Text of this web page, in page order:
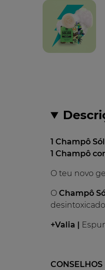
1 Champô
1 Champô
O teu novo
O Champô
+Valia |